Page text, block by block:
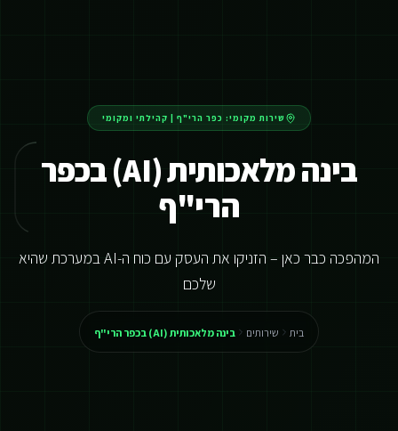
שירות מקומי: כפר הרי"ף קהילתי ומקומי
בינה מלאכותית (AI) בכפר
הרי"ף
המהפכה כבר כאן – הזניקו את העסק עם כוח ה-AI במערכת שהיא
שלכם
בית שירותים בינה מלאכותית (AI) בכפר הרי"ף